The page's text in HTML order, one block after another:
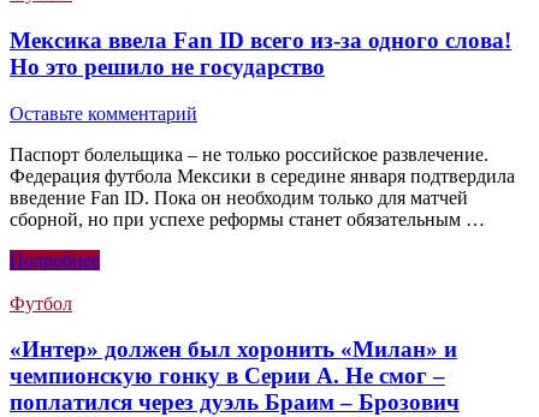
Мексика ввела Fan ID всего из-за одного слова!
Но это решило не государство
Оставьте комментарий
Паспорт болельщика – не только российское развлечение.
Федерация футбола Мексики в середине января подтвердила
введение Fan ID. Пока он необходим только для матчей
сборной, но при успехе реформы станет обязательным …
Подробнее
Футбол
«Интер» должен был хоронить «Милан» и
чемпионскую гонку в Серии А. Не смог –
поплатился через дуэль Браим – Брозович